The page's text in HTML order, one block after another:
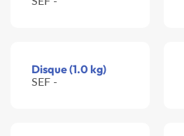
Disque (1.0 kg)
SEF -